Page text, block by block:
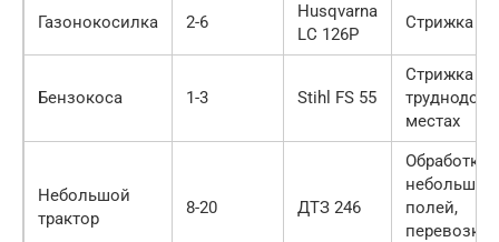
Газонокосилка 2-6
Husqvarna
LC 126P
Стрижка
Бензокоса 1-3 Stihl FS 55
Стрижка
местах
Небольшой
трактор
8-20 ДТЗ 246
Обработка
небольших
полей,
перевозка